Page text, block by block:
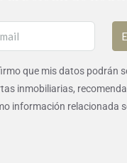
que mis datos podrán
inmobiliarias,
información relacionada